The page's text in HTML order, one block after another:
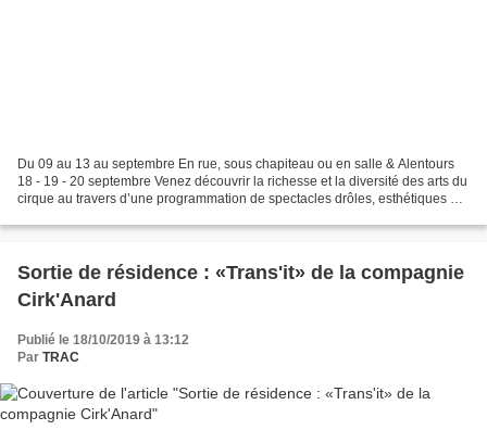
Du 09 au 13 au septembre En rue, sous chapiteau ou en salle & Alentours
18 - 19 - 20 septembre Venez découvrir la richesse et la diversité des arts du
cirque au travers d’une programmation de spectacles drôles, esthétiques et
Sortie de résidence : «Trans'it» de la compagnie
Cirk'Anard
Publié le 18/10/2019 à 13:12
Par TRAC